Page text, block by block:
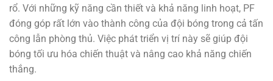
rổ. Với những kỹ năng cần thiết và khả năng linh hoạt, PF
đóng góp rất lớn vào thành công của đội bóng trong cả tấn
công lẫn phòng thủ. Việc phát triển vị trí này sẽ giúp đội
bóng tối ưu hóa chiến thuật và nâng cao khả năng chiến
thắng.